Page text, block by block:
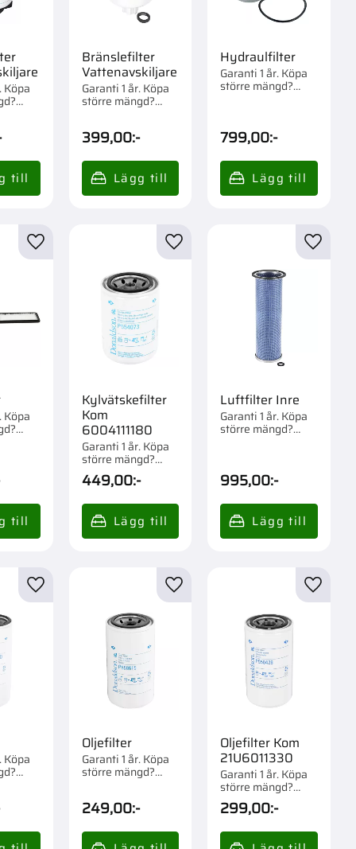
Köpa
Bränslefilter
Vattenavskiljare
Garanti 1 år. Köpa
större mängd?
399,00:-
Hydraulfilter
Garanti 1 år. Köpa
större mängd?
799,00:-
Köpa
1 st.
Lägg till i favoriter
Kylvätskefilter
Kom
6004111180
Garanti 1 år. Köpa
större mängd?
Förpackad om 1/12
st.
449,00:-
Lägg till i favoriter
Luftfilter Inre
Garanti 1 år. Köpa
större mängd?
Förpackad om 1 st.
995,00:-
Lägg
Köpa
1/6
Lägg till i favoriter
Oljefilter
Garanti 1 år. Köpa
större mängd?
Förpackad om 1/12
249,00:-
Lägg till i favoriter
Oljefilter Kom
21U6011330
Garanti 1 år. Köpa
större mängd?
Förpackad om 1/12
st.
299,00:-
Lägg